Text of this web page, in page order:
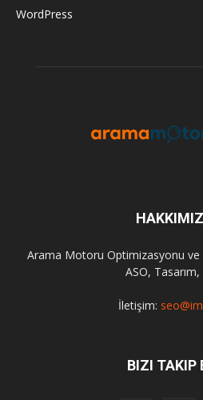
WordPress
Arama Motoru Optimizasyonu ve
ASO,
İletişim:
BIZI TAKIP